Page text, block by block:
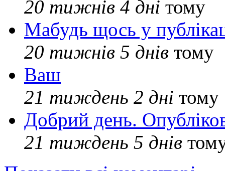
20 тижнів 4 дні тому
Мабудь щось у
20 тижнів 5 днів тому
Ваш
21 тиждень 2 дні тому
Добрий день.
21 тиждень 5 днів